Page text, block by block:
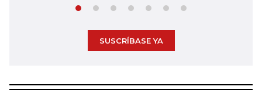
SUSCRÍBASE YA